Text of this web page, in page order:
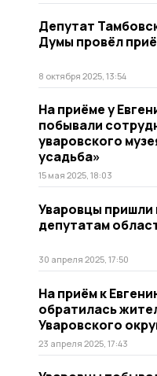
Депутат
Думы провёл
8 октября 2025, 13:54
На приёме у
побывали
уваровского
усадьба»
15 мая 2025, 18:03
Уваровцы пришли
депутатам
30 апреля 2025, 17:50
На приём к
обратилась
Уваровского
23 апреля 2025, 17:43